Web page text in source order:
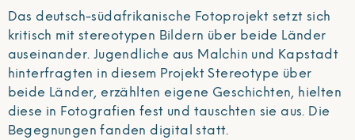
Das deutsch-südafrikanische Fotoprojekt setzt sich
kritisch mit stereotypen Bildern über beide Länder
auseinander. Jugendliche aus Malchin und Kapstadt
hinterfragten in diesem Projekt Stereotype über
beide Länder, erzählten eigene Geschichten, hielten
diese in Fotografien fest und tauschten sie aus. Die
Begegnungen fanden digital statt.